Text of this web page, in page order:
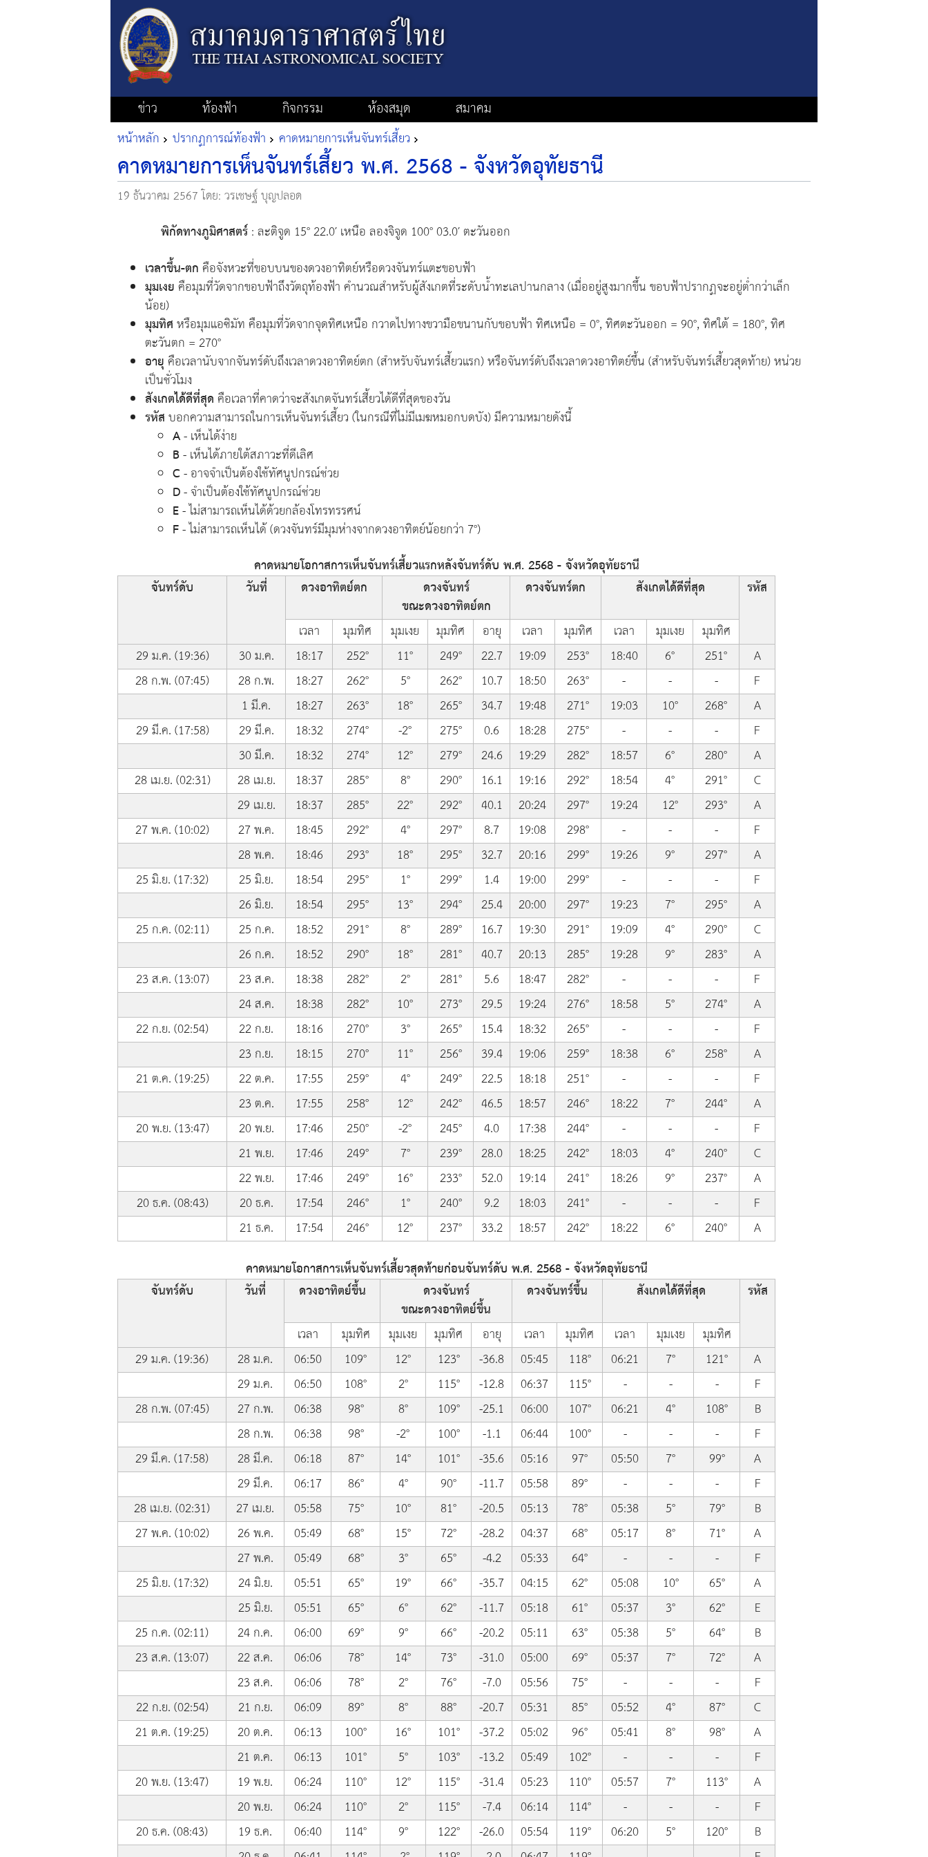
ข่าว ท้องฟ้า กิจกรรม ห้องสมุด สมาคม
หน้าหลัก ปรากฏการณ์ท้องฟ้า คาดหมายการเห็นจันทร์เสี้ยว
คาดหมายการเห็นจันทร์เสี้ยว พ.ศ. 2568 - จังหวัดอุทัยธานี
19 ธันวาคม 2567โดย: วรเชษฐ์ บุญปลอด
พิกัดทางภูมิศาสตร์: ละติจูด 15° 22.0′ เหนือ ลองจิจูด 100° 03.0′ ตะวันออก
เวลาขึ้น-ตกคือจังหวะที่ขอบบนของดวงอาทิตย์หรือดวงจันทร์แตะขอบฟ้า
มุมเงยคือมุมที่วัดจากขอบฟ้าถึงวัตถุท้องฟ้า คำนวณสำหรับผู้สังเกตที่ระดับน้ำทะเลปานกลาง (เมื่ออยู่สูงมากขึ้น ขอบฟ้าปรากฏจะอยู่ต่ำกว่าเล็ก
น้อย)
มุมทิศหรือมุมแอซิมัท คือมุมที่วัดจากจุดทิศเหนือ กวาดไปทางขวามือขนานกับขอบฟ้า ทิศเหนือ = 0°, ทิศตะวันออก = 90°, ทิศใต้ = 180°, ทิศ
ตะวันตก = 270°
อายุคือเวลานับจากจันทร์ดับถึงเวลาดวงอาทิตย์ตก (สำหรับจันทร์เสี้ยวแรก) หรือจันทร์ดับถึงเวลาดวงอาทิตย์ขึ้น (สำหรับจันทร์เสี้ยวสุดท้าย) หน่วย
เป็นชั่วโมง
สังเกตได้ดีที่สุดคือเวลาที่คาดว่าจะสังเกตจันทร์เสี้ยวได้ดีที่สุดของวัน
รหัสบอกความสามารถในการเห็นจันทร์เสี้ยว (ในกรณีที่ไม่มีเมฆหมอกบดบัง) มีความหมายดังนี้
A- เห็นได้ง่าย
B- เห็นได้ภายใต้สภาวะที่ดีเลิศ
C- อาจจำเป็นต้องใช้ทัศนูปกรณ์ช่วย
D- จำเป็นต้องใช้ทัศนูปกรณ์ช่วย
E- ไม่สามารถเห็นได้ด้วยกล้องโทรทรรศน์
F- ไม่สามารถเห็นได้ (ดวงจันทร์มีมุมห่างจากดวงอาทิตย์น้อยกว่า 7°)
คาดหมายโอกาสการเห็นจันทร์เสี้ยวแรกหลังจันทร์ดับ พ.ศ. 2568 - จังหวัดอุทัยธานี
จันทร์ดับ
วันที่ ดวงอาทิตย์ตก ดวงจันทร์
ขณะดวงอาทิตย์ตก
ดวงจันทร์ตก สังเกตได้ดีที่สุด
รหัส
เวลา
มุมทิศ มุมเงย มุมทิศ อายุ เวลา มุมทิศ เวลา มุมเงย
มุมทิศ
29 ม.ค. (19:36)
30 ม.ค. 18:17 252° 11° 249° 22.7 19:09 253° 18:40 6° 251°
A
28 ก.พ. (07:45)
28 ก.พ. 18:27 262° 5° 262° 10.7 18:50 263° - - -
F
1 มี.ค.
18:27 263° 18° 265° 34.7 19:48 271° 19:03 10° 268°
A
29 มี.ค. (17:58)
29 มี.ค. 18:32 274° -2° 275° 0.6 18:28 275° - - -
F
30 มี.ค.
18:32 274° 12° 279° 24.6 19:29 282° 18:57 6° 280°
A
28 เม.ย. (02:31)
28 เม.ย. 18:37 285° 8° 290° 16.1 19:16 292° 18:54 4° 291°
C
29 เม.ย.
18:37 285° 22° 292° 40.1 20:24 297° 19:24 12° 293°
A
27 พ.ค. (10:02)
27 พ.ค. 18:45 292° 4° 297° 8.7 19:08 298° - - -
F
28 พ.ค.
18:46 293° 18° 295° 32.7 20:16 299° 19:26 9° 297°
A
25 มิ.ย. (17:32)
25 มิ.ย. 18:54 295° 1° 299° 1.4 19:00 299° - - -
F
26 มิ.ย.
18:54 295° 13° 294° 25.4 20:00 297° 19:23 7° 295°
A
25 ก.ค. (02:11)
25 ก.ค. 18:52 291° 8° 289° 16.7 19:30 291° 19:09 4° 290°
C
26 ก.ค.
18:52 290° 18° 281° 40.7 20:13 285° 19:28 9° 283°
A
23 ส.ค. (13:07)
23 ส.ค. 18:38 282° 2° 281° 5.6 18:47 282° - - -
F
24 ส.ค.
18:38 282° 10° 273° 29.5 19:24 276° 18:58 5° 274°
A
22 ก.ย. (02:54)
22 ก.ย. 18:16 270° 3° 265° 15.4 18:32 265° - - -
F
23 ก.ย.
18:15 270° 11° 256° 39.4 19:06 259° 18:38 6° 258°
A
21 ต.ค. (19:25)
22 ต.ค. 17:55 259° 4° 249° 22.5 18:18 251° - - -
F
23 ต.ค.
17:55 258° 12° 242° 46.5 18:57 246° 18:22 7° 244°
A
20 พ.ย. (13:47)
20 พ.ย. 17:46 250° -2° 245° 4.0 17:38 244° - - -
F
21 พ.ย.
17:46 249° 7° 239° 28.0 18:25 242° 18:03 4° 240°
C
22 พ.ย.
17:46 249° 16° 233° 52.0 19:14 241° 18:26 9° 237°
A
20 ธ.ค. (08:43)
20 ธ.ค. 17:54 246° 1° 240° 9.2 18:03 241° - - -
F
21 ธ.ค.
17:54 246° 12° 237° 33.2 18:57 242° 18:22 6° 240°
A
คาดหมายโอกาสการเห็นจันทร์เสี้ยวสุดท้ายก่อนจันทร์ดับ พ.ศ. 2568 - จังหวัดอุทัยธานี
จันทร์ดับ
วันที่ ดวงอาทิตย์ขึ้น ดวงจันทร์
ขณะดวงอาทิตย์ขึ้น
ดวงจันทร์ขึ้น สังเกตได้ดีที่สุด
รหัส
เวลา
มุมทิศ มุมเงย มุมทิศ อายุ เวลา มุมทิศ เวลา มุมเงย
มุมทิศ
29 ม.ค. (19:36)
28 ม.ค. 06:50 109° 12° 123° -36.8 05:45 118° 06:21 7° 121°
A
29 ม.ค.
06:50 108° 2° 115° -12.8 06:37 115° - - -
F
28 ก.พ. (07:45)
27 ก.พ. 06:38 98° 8° 109° -25.1 06:00 107° 06:21 4° 108°
B
28 ก.พ.
06:38 98° -2° 100° -1.1 06:44 100° - - -
F
29 มี.ค. (17:58)
28 มี.ค. 06:18 87° 14° 101° -35.6 05:16 97° 05:50 7° 99°
A
29 มี.ค.
06:17 86° 4° 90° -11.7 05:58 89° - - -
F
28 เม.ย. (02:31)
27 เม.ย. 05:58 75° 10° 81° -20.5 05:13 78° 05:38 5° 79°
B
27 พ.ค. (10:02)
26 พ.ค. 05:49 68° 15° 72° -28.2 04:37 68° 05:17 8° 71°
A
27 พ.ค.
05:49 68° 3° 65° -4.2 05:33 64° - - -
F
25 มิ.ย. (17:32)
24 มิ.ย. 05:51 65° 19° 66° -35.7 04:15 62° 05:08 10° 65°
A
25 มิ.ย.
05:51 65° 6° 62° -11.7 05:18 61° 05:37 3° 62°
E
25 ก.ค. (02:11)
24 ก.ค. 06:00 69° 9° 66° -20.2 05:11 63° 05:38 5° 64°
B
23 ส.ค. (13:07)
22 ส.ค. 06:06 78° 14° 73° -31.0 05:00 69° 05:37 7° 72°
A
23 ส.ค.
06:06 78° 2° 76° -7.0 05:56 75° - - -
F
22 ก.ย. (02:54)
21 ก.ย. 06:09 89° 8° 88° -20.7 05:31 85° 05:52 4° 87°
C
21 ต.ค. (19:25)
20 ต.ค. 06:13 100° 16° 101° -37.2 05:02 96° 05:41 8° 98°
A
21 ต.ค.
06:13 101° 5° 103° -13.2 05:49 102° - - -
F
20 พ.ย. (13:47)
19 พ.ย. 06:24 110° 12° 115° -31.4 05:23 110° 05:57 7° 113°
A
20 พ.ย.
06:24 110° 2° 115° -7.4 06:14 114° - - -
F
20 ธ.ค. (08:43)
19 ธ.ค. 06:40 114° 9° 122° -26.0 05:54 119° 06:20 5° 120°
B